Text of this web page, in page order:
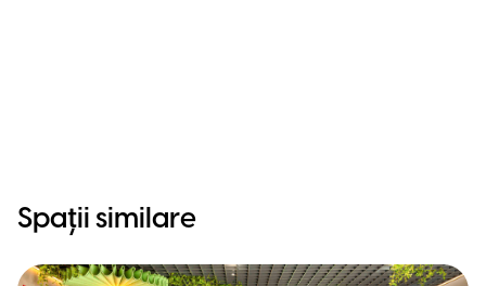
Spații similare